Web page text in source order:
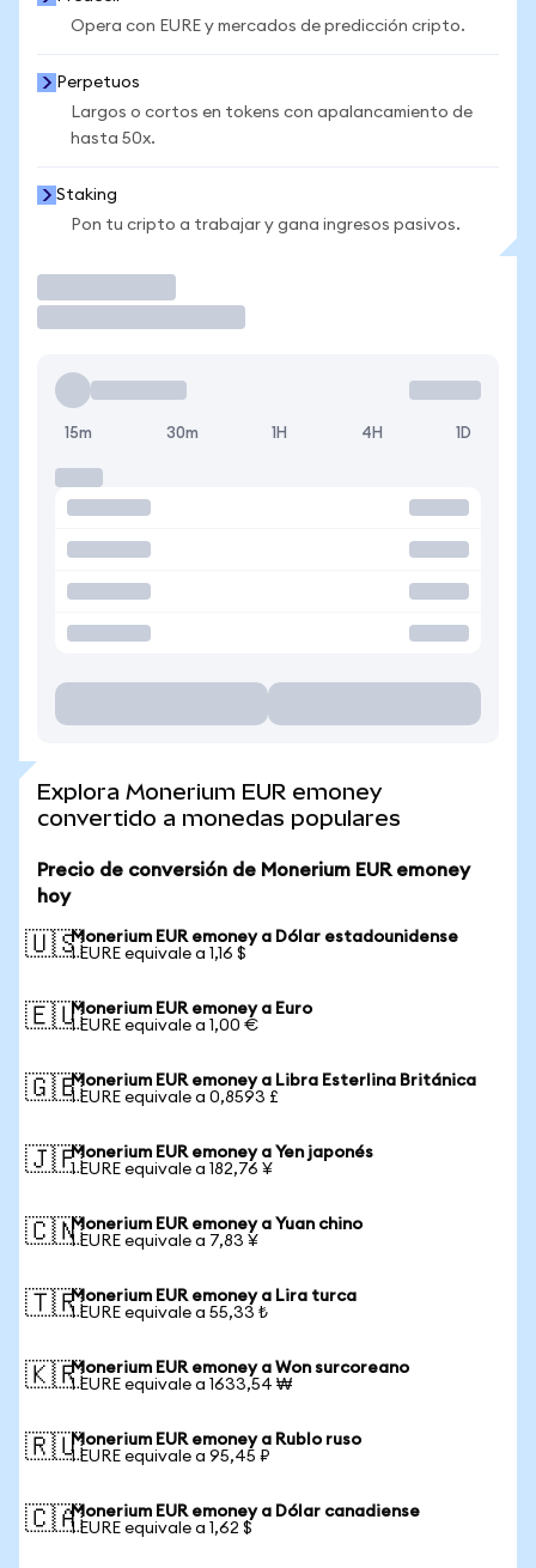
Opera con EURE y mercados de predicción cripto.
Perpetuos
Largos o cortos en tokens con apalancamiento de
hasta 50x.
Staking
Pon tu cripto a trabajar y gana ingresos pasivos.
15m 30m 1H 4H 1D
Explora Monerium EUR emoney
convertido a monedas populares
Precio de conversión de Monerium EUR emoney
hoy
🇺🇸Monerium EUR emoney a Dólar estadounidense
1 EURE equivale a 1,16 $
🇪🇺Monerium EUR emoney a Euro
1 EURE equivale a 1,00 €
🇬🇧Monerium EUR emoney a Libra Esterlina Británica
1 EURE equivale a 0,8593 £
🇯🇵Monerium EUR emoney a Yen japonés
1 EURE equivale a 182,76 ¥
🇨🇳Monerium EUR emoney a Yuan chino
1 EURE equivale a 7,83 ¥
🇹🇷Monerium EUR emoney a Lira turca
1 EURE equivale a 55,33 ₺
🇰🇷Monerium EUR emoney a Won surcoreano
1 EURE equivale a 1633,54 ₩
🇷🇺Monerium EUR emoney a Rublo ruso
1 EURE equivale a 95,45 ₽
🇨🇦Monerium EUR emoney a Dólar canadiense
1 EURE equivale a 1,62 $